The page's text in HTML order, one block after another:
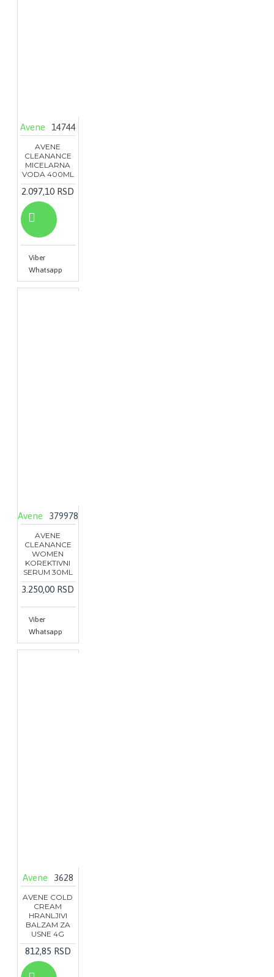
Avene 14744
AVENE
CLEANANCE
MICELARNA
VODA 400ML
2.097,10 RSD
Viber
Whatsapp
Avene 379978
AVENE
CLEANANCE
WOMEN
KOREKTIVNI
SERUM 30ML
3.250,00 RSD
Viber
Whatsapp
Avene 3628
AVENE COLD
CREAM
HRANLJIVI
BALZAM ZA
USNE 4G
812,85 RSD